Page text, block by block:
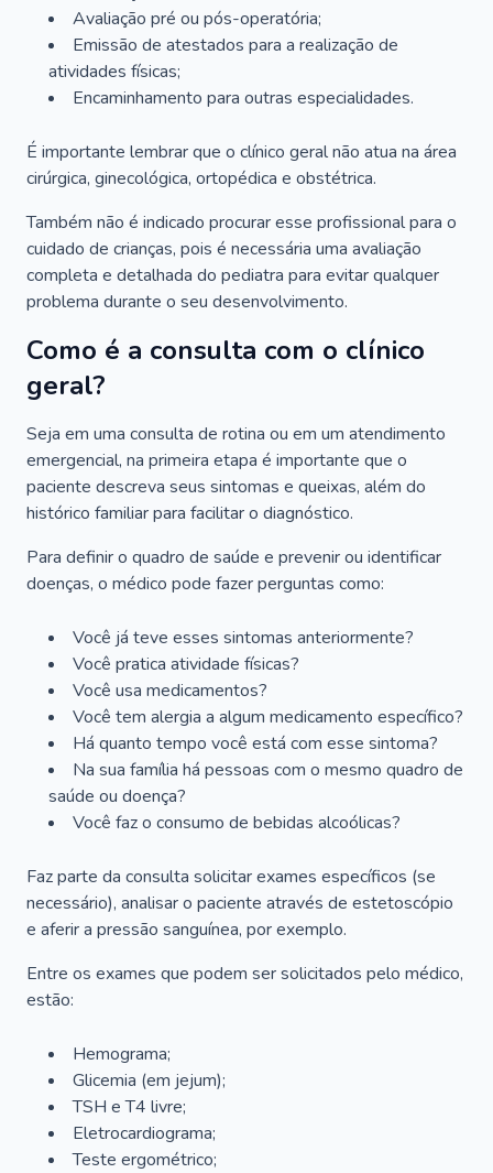
Avaliação pré ou pós-operatória;
Emissão de atestados para a realização de
atividades físicas;
Encaminhamento para outras especialidades.
É importante lembrar que o clínico geral não atua na área
cirúrgica, ginecológica, ortopédica e obstétrica.
Também não é indicado procurar esse profissional para o
cuidado de crianças, pois é necessária uma avaliação
completa e detalhada do pediatra para evitar qualquer
problema durante o seu desenvolvimento.
Como é a consulta com o clínico
geral?
Seja em uma consulta de rotina ou em um atendimento
emergencial, na primeira etapa é importante que o
paciente descreva seus sintomas e queixas, além do
histórico familiar para facilitar o diagnóstico.
Para definir o quadro de saúde e prevenir ou identificar
doenças, o médico pode fazer perguntas como:
Você já teve esses sintomas anteriormente?
Você pratica atividade físicas?
Você usa medicamentos?
Você tem alergia a algum medicamento específico?
Há quanto tempo você está com esse sintoma?
Na sua família há pessoas com o mesmo quadro de
saúde ou doença?
Você faz o consumo de bebidas alcoólicas?
Faz parte da consulta solicitar exames específicos (se
necessário), analisar o paciente através de estetoscópio
e aferir a pressão sanguínea, por exemplo.
Entre os exames que podem ser solicitados pelo médico,
estão:
Hemograma;
Glicemia (em jejum);
TSH e T4 livre;
Eletrocardiograma;
Teste ergométrico;